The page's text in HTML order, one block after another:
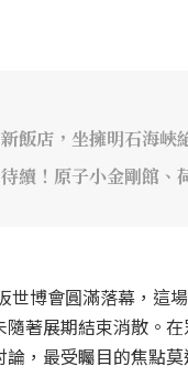
飯店，坐擁明石海峽
續！原子小金剛館、
世博會圓滿落幕，這
隨著展期結束消散。
論，最受矚目的焦點